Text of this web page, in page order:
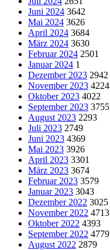
Juni 2024 3642
Mai 2024 3626
April 2024 3684
März 2024 3630
Februar 2024 2501
Januar 2024 1
Dezember 2023 2942
November 2023 4224
Oktober 2023 4022
September 2023 3755
August 2023 2293
Juli 2023 2749
Juni 2023 4369
Mai 2023 3926
April 2023 3301
März 2023 3674
Februar 2023 3579
Januar 2023 3043
Dezember 2022 3025
November 2022 4713
Oktober 2022 4393
September 2022 4779
August 2022 2879